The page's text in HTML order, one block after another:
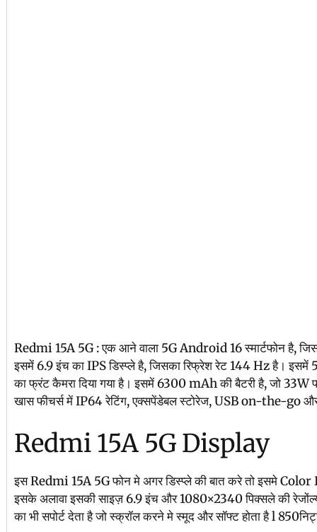
Redmi 15A 5G : एक आने वाला 5G Android 16 स्मार्टफोन है,
इसमें 6.9 इंच का IPS डिस्प्ले है, जिसका रिफ्रेश रेट 144 Hz है।
का फ्रंट कैमरा दिया गया है। इसमें 6300 mAh की बैटरी है, जो 33W
खास फीचर्स में IP64 रेटिंग, एक्सपेंडेबल स्टोरेज, USB on-the-go और
Redmi 15A 5G Display
इस Redmi 15A 5G फोन मे अगर डिस्प्ले की बात करे तो इसमे Color
इसके अलावा इसकी साइज़ 6.9 इंच और 1080×2340 पिक्सले की
का भी सपोर्ट देता है जो स्क्रॉल करने मे स्मूद और सॉफ्ट होता है l